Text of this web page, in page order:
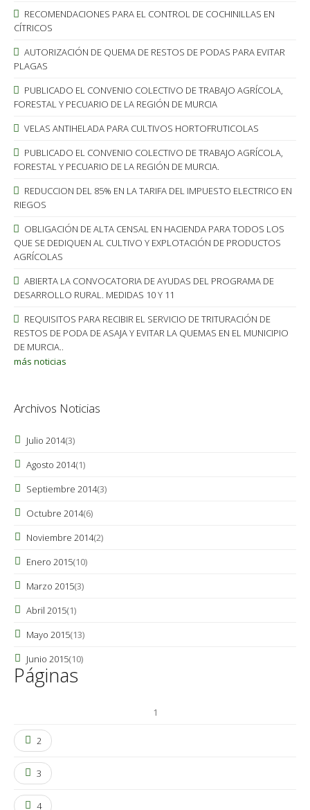
RECOMENDACIONES PARA EL CONTROL DE COCHINILLAS EN
CÍTRICOS
AUTORIZACIÓN DE QUEMA DE RESTOS DE PODAS PARA EVITAR
PLAGAS
PUBLICADO EL CONVENIO COLECTIVO DE TRABAJO AGRÍCOLA,
FORESTAL Y PECUARIO DE LA REGIÓN DE MURCIA
VELAS ANTIHELADA PARA CULTIVOS HORTOFRUTICOLAS
PUBLICADO EL CONVENIO COLECTIVO DE TRABAJO AGRÍCOLA,
FORESTAL Y PECUARIO DE LA REGIÓN DE MURCIA.
REDUCCION DEL 85% EN LA TARIFA DEL IMPUESTO ELECTRICO EN
RIEGOS
OBLIGACIÓN DE ALTA CENSAL EN HACIENDA PARA TODOS LOS
QUE SE DEDIQUEN AL CULTIVO Y EXPLOTACIÓN DE PRODUCTOS
AGRÍCOLAS
ABIERTA LA CONVOCATORIA DE AYUDAS DEL PROGRAMA DE
DESARROLLO RURAL. MEDIDAS 10 Y 11
REQUISITOS PARA RECIBIR EL SERVICIO DE TRITURACIÓN DE
RESTOS DE PODA DE ASAJA Y EVITAR LA QUEMAS EN EL MUNICIPIO
DE MURCIA..
más noticias
Archivos Noticias
Julio 2014(3)
Agosto 2014(1)
Septiembre 2014(3)
Octubre 2014(6)
Noviembre 2014(2)
Enero 2015(10)
Marzo 2015(3)
Abril 2015(1)
Mayo 2015(13)
Junio 2015(10)
Páginas
1
2
3
4